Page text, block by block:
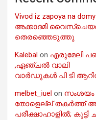
Vivod iz zapoya na
അക്കാദമി
തെരഞ്ഞെടുത്തു
Kalebal on എരുമേലി
,ഏഞ്ചൽ വാലി
വാർഡുകൾ പി ടി
melbet_iuel on സംശയം
തോളെല്ല് തകർത്ത്
പരീക്ഷാഹാളിൽ; കുട്ടി